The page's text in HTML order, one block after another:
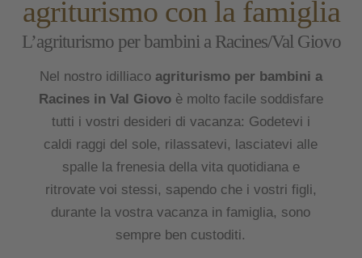
agriturismo con la famiglia
L’agriturismo per bambini a Racines/Val Giovo
Nel nostro idilliaco agriturismo per bambini a
Racines in Val Giovoè molto facile soddisfare
tutti i vostri desideri di vacanza: Godetevi i
caldi raggi del sole, rilassatevi, lasciatevi alle
spalle la frenesia della vita quotidiana e
ritrovate voi stessi, sapendo che i vostri figli,
durante la vostra vacanza in famiglia, sono
sempre ben custoditi.